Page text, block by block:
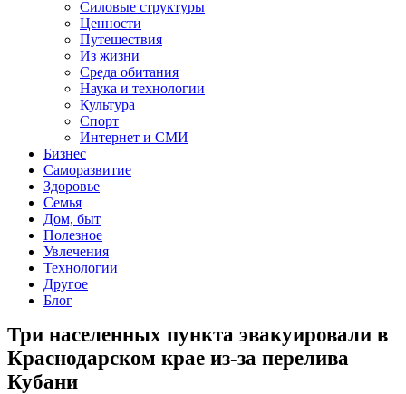
Силовые структуры
Ценности
Путешествия
Из жизни
Среда обитания
Наука и технологии
Культура
Спорт
Интернет и СМИ
Бизнес
Саморазвитие
Здоровье
Семья
Дом, быт
Полезное
Увлечения
Технологии
Другое
Блог
Три населенных пункта эвакуировали в
Краснодарском крае из-за перелива
Кубани